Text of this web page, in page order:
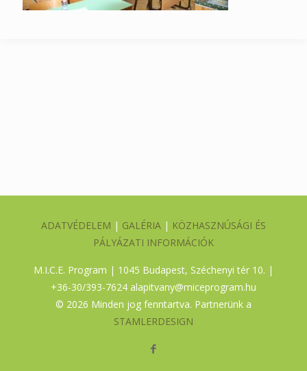
ADATVÉDELEM | GALÉRIA | KÖZHASZNÚSÁGI ÉS
PÁLYÁZATI INFORMÁCIÓK
M.I.C.E. Program | 1045 Budapest, Széchenyi tér 10. |
+36-30/393-7624 alapitvany@miceprogram.hu
© 2026 Minden jog fenntartva. Partnerünk a
STAMLERDESIGN